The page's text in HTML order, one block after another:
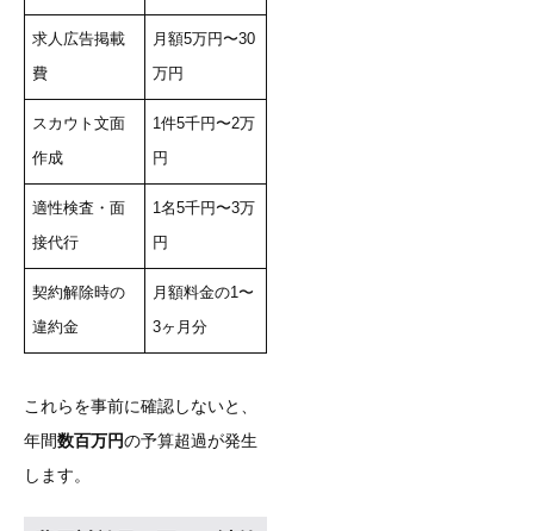
求人広告掲載
費
月額5万円〜30
万円
スカウト文面
作成
1件5千円〜2万
円
適性検査・面
接代行
1名5千円〜3万
円
契約解除時の
違約金
月額料金の1〜
3ヶ月分
これらを事前に確認しないと、
年間数百万円の予算超過が発生
します。